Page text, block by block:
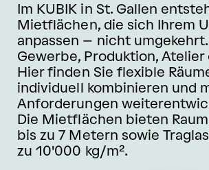
Im KUBIK in St. Gallen
Mietflächen, die sich Ihrem
anpassen – nicht
Gewerbe, Produktion, Atelier
Hier finden Sie flexible
individuell kombinieren und
Anforderungen
Die Mietflächen bieten
bis zu 7 Metern sowie
zu 10'000 kg/m².